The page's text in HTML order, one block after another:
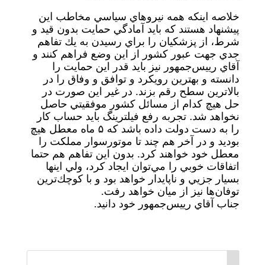
خلاصه اينكه همه نيروهاي سياسي مخاطب اين
پيشنهاد هستند كه بايد آمادگي حمايت بدون قيد و
شرط، از پزشكيان را براي رسيدن به يك تفاهم
جدي جهت عبور كشور از اين وضع فراهم كنند و
آقاي رييس‌جمهور نيز بايد قدر اين حمايت را
دانسته و بهترين رويكرد و توافق و وفاق را در
بالاترين سطح رقم بزند. در غير اين صورت در
حل هيچ كدام از مسائل كشور موفقيتي حاصل
نخواهد شد. تجربه رفع فيلترينگ بايد حساب كار
را به دست دولت داده باشد كه ۵ ماه معطل هيچ
بوديد و در آخر هم چند تا موتورسوار مملكت را
معطل خود خواهند كرد. بدون اين تفاهم هم حتما
اتفاقات خوبي را مي‌توان ايجاد كرد، ولي اينها
بسيار جزيي و ناپايدار خواهد بود و با كوچك‌ترين
توفان‌ها نيز از ميان خواهد رفت.
جناب آقاي رييس‌جمهور خود دانيد.